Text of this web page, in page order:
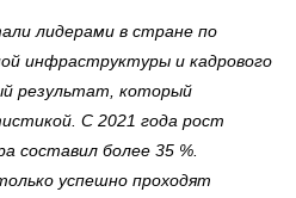
лидерами в стране по
инфраструктуры и кадрового
результат, который
С 2021 года рост
составил более 35 %.
успешно проходят